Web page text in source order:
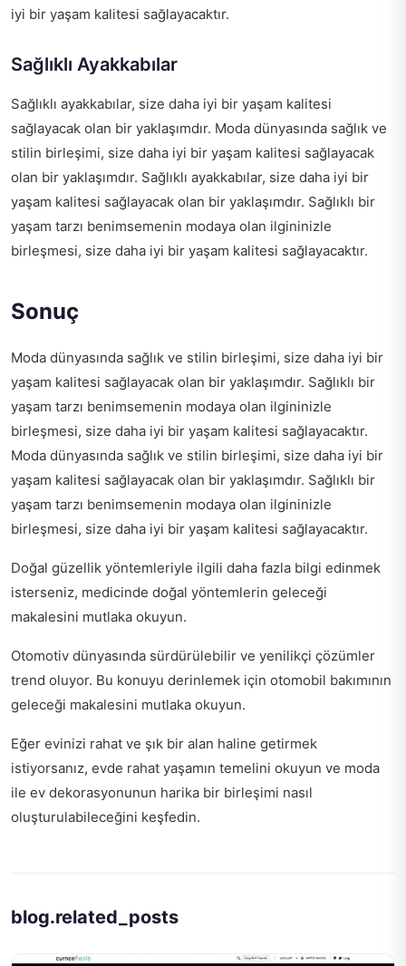
iyi bir yaşam kalitesi sağlayacaktır.
Sağlıklı Ayakkabılar
Sağlıklı ayakkabılar, size daha iyi bir yaşam kalitesi
sağlayacak olan bir yaklaşımdır. Moda dünyasında sağlık ve
stilin birleşimi, size daha iyi bir yaşam kalitesi sağlayacak
olan bir yaklaşımdır. Sağlıklı ayakkabılar, size daha iyi bir
yaşam kalitesi sağlayacak olan bir yaklaşımdır. Sağlıklı bir
yaşam tarzı benimsemenin modaya olan ilgininizle
birleşmesi, size daha iyi bir yaşam kalitesi sağlayacaktır.
Sonuç
Moda dünyasında sağlık ve stilin birleşimi, size daha iyi bir
yaşam kalitesi sağlayacak olan bir yaklaşımdır. Sağlıklı bir
yaşam tarzı benimsemenin modaya olan ilgininizle
birleşmesi, size daha iyi bir yaşam kalitesi sağlayacaktır.
Moda dünyasında sağlık ve stilin birleşimi, size daha iyi bir
yaşam kalitesi sağlayacak olan bir yaklaşımdır. Sağlıklı bir
yaşam tarzı benimsemenin modaya olan ilgininizle
birleşmesi, size daha iyi bir yaşam kalitesi sağlayacaktır.
Doğal güzellik yöntemleriyle ilgili daha fazla bilgi edinmek
isterseniz, medicinde doğal yöntemlerin geleceği
makalesini mutlaka okuyun.
Otomotiv dünyasında sürdürülebilir ve yenilikçi çözümler
trend oluyor. Bu konuyu derinlemek için otomobil bakımının
geleceği makalesini mutlaka okuyun.
Eğer evinizi rahat ve şık bir alan haline getirmek
istiyorsanız, evde rahat yaşamın temelini okuyun ve moda
ile ev dekorasyonunun harika bir birleşimi nasıl
oluşturulabileceğini keşfedin.
blog.related_posts